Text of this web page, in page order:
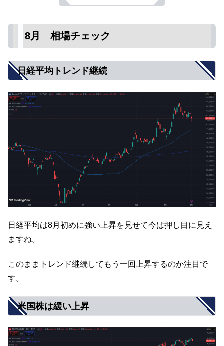
8月 相場チェック
日経平均トレンド継続
日経平均は8月初めに強い上昇を見せて今は押し目に見え
ますね。
このままトレンド継続してもう一回上昇するのか注目で
す。
米国株は緩い上昇